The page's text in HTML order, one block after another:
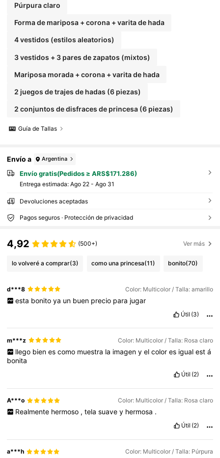
Púrpura claro
Forma de mariposa + corona + varita de hada
4 vestidos (estilos aleatorios)
3 vestidos + 3 pares de zapatos (mixtos)
Mariposa morada + corona + varita de hada
2 juegos de trajes de hadas (6 piezas)
2 conjuntos de disfraces de princesa (6 piezas)
Guía de Tallas
Envío a Argentina
Envío gratis(Pedidos ≥ ARS$171.286)
Entrega estimada: Ago 22 - Ago 31
Devoluciones aceptadas
Pagos seguros · Protección de privacidad
4,92 (500+) Ver más
lo volveré a comprar(3) como una princesa(11) bonito(70)
d***8 Color: Multicolor / Talla: amarillo
esta bonito ya un buen precio para jugar
Útil (3)
m***z Color: Multicolor / Talla: Rosa claro
llego bien es como muestra la imagen y el color es igual est á
bonita
Útil (2)
A***o Color: Multicolor / Talla: Rosa claro
Realmente hermoso , tela suave y hermosa .
Útil (2)
a***h Color: Multicolor / Talla: Púrpura